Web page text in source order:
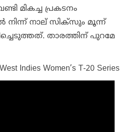
മികച്ച പ്രകടനം
നിന്ന് നാല് സിക്‌സും മൂന്ന്
താരത്തിന് പുറമേ
Indies Women’s T-20 Series